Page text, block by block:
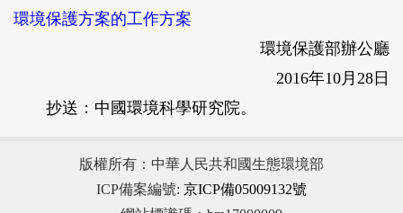
環境保護方案的工作方案
環境保護部辦公廳
2016年10月28日
抄送：中國環境科學研究院。
版權所有：中華人民共和國生態環境部
ICP備案編號: 京ICP備05009132號